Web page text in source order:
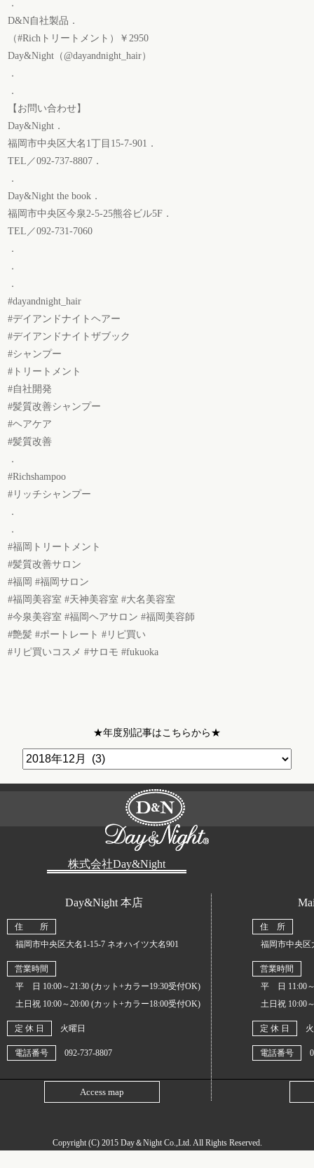
．
D&N自社製品．
（#Richトリートメント）￥2950
Day&Night（@dayandnight_hair）
．
．
【お問い合わせ】
Day&Night．
福岡市中央区大名1丁目15-7-901．
TEL／092-737-8807．
．
Day&Night the book．
福岡市中央区今泉2-5-25熊谷ビル5F．
TEL／092-731-7060
．
．
．
#dayandnight_hair
#デイアンドナイトヘアー
#デイアンドナイトザブック
#シャンプー
#トリートメント
#自社開発
#髪質改善シャンプー
#ヘアケア
#髪質改善
．
#Richshampoo
#リッチシャンプー
．
．
#福岡トリートメント
#髪質改善サロン
#福岡 #福岡サロン
#福岡美容室 #天神美容室 #大名美容室
#今泉美容室 #福岡ヘアサロン #福岡美容師
#艶髪 #ポートレート #リピ買い
#リピ買いコスメ #サロモ #fukuoka
★年度別記事はこちらから★
株式会社Day&Night
Day&Night 本店
住 所
福岡市中央区大名1-15-7 ネオハイツ大名901
営業時間
平 日 10:00～21:30 (カット+カラー19:30受付OK)
土日祝 10:00～20:00 (カット+カラー18:00受付OK)
定 休 日 火曜日
電話番号 092-737-8807
Access map
住 所
福岡市中央区
営業時間
平 日 11:00～
土日祝 10:00
定 休 日 火
電話番号
Copyright (C) 2015 Day＆Night Co.,Ltd. All Rights Reserved.